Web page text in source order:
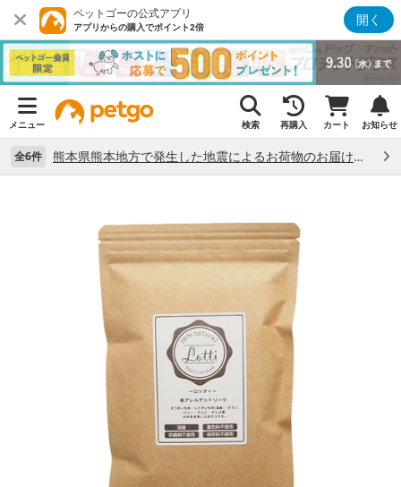
ペットゴーの公式アプリ
アプリからの購入でポイント2倍 開く
メニュー 検索 再購入 カート お知らせ
全6件 熊本県熊本地方で発生した地震によるお荷物のお届け状況について （7/28）